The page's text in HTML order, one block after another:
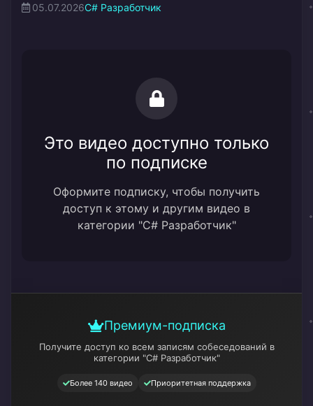
05.07.2026C# Разработчик
Это видео доступно только
по подписке
Оформите подписку, чтобы получить
доступ к этому и другим видео в
категории "C# Разработчик"
Премиум-подписка
Получите доступ ко всем записям собеседований в
категории "C# Разработчик"
Более 140 видео Приоритетная поддержка